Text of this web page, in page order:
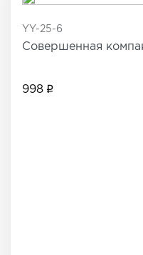
YY-25-6
Совершенная
998